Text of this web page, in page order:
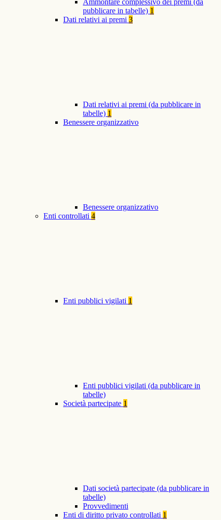
Ammontare complessivo dei premi (da
pubblicare in tabelle) 1
Dati relativi ai premi 3
Dati relativi ai premi (da pubblicare in
tabelle) 1
Benessere organizzativo
Benessere organizzativo
Enti controllati 4
Enti pubblici vigilati 1
Enti pubblici vigilati (da pubblicare in
tabelle)
Società partecipate 1
Dati società partecipate (da pubblicare in
tabelle)
Provvedimenti
Enti di diritto privato controllati 1